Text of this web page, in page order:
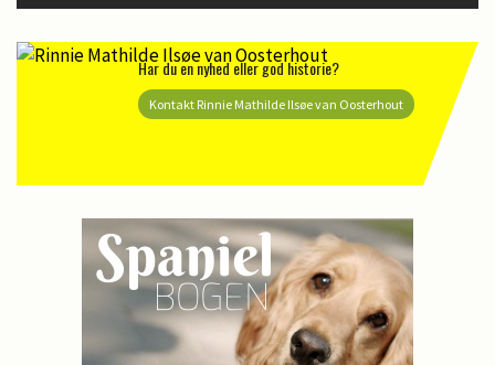
Har du en nyhed eller god historie?
Kontakt Rinnie Mathilde Ilsøe van Oosterhout